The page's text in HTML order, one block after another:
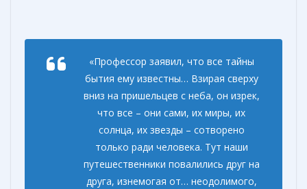
«Профессор заявил, что все тайны
бытия ему известны… Взирая сверху
вниз на пришельцев с неба, он изрек,
что все – они сами, их миры, их
солнца, их звезды – сотворено
только ради человека. Тут наши
путешественники повалились друг на
друга, изнемогая от… неодолимого,